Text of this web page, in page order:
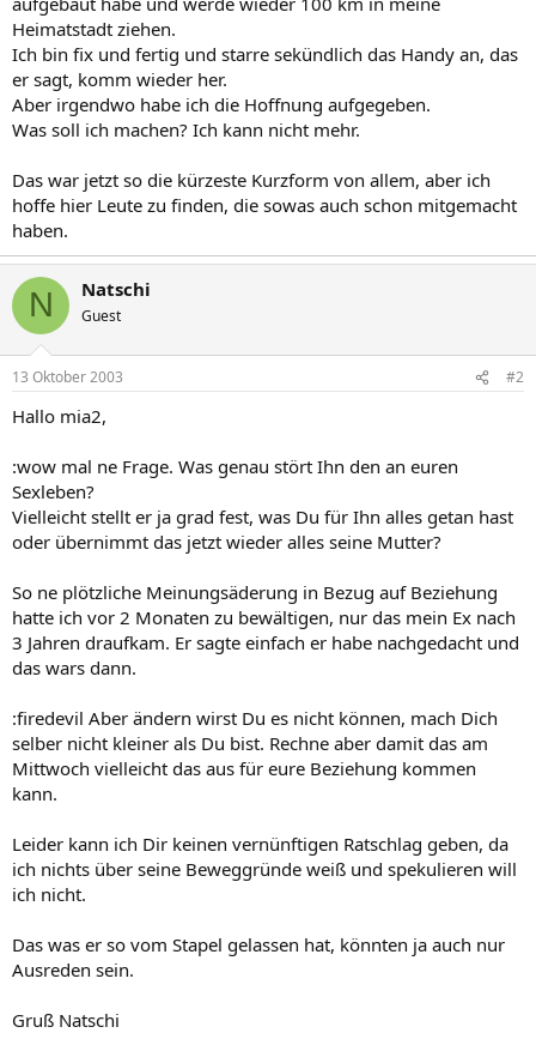
Heimatstadt ziehen.
Ich bin fix und fertig und starre sekündlich das Handy an, das
er sagt, komm wieder her.
Aber irgendwo habe ich die Hoffnung aufgegeben.
Was soll ich machen? Ich kann nicht mehr.
Das war jetzt so die kürzeste Kurzform von allem, aber ich
hoffe hier Leute zu finden, die sowas auch schon mitgemacht
haben.
N Natschi
Guest
13 Oktober 2003 #2
Hallo mia2,
:wow mal ne Frage. Was genau stört Ihn den an euren
Sexleben?
Vielleicht stellt er ja grad fest, was Du für Ihn alles getan hast
oder übernimmt das jetzt wieder alles seine Mutter?
So ne plötzliche Meinungsäderung in Bezug auf Beziehung
hatte ich vor 2 Monaten zu bewältigen, nur das mein Ex nach
3 Jahren draufkam. Er sagte einfach er habe nachgedacht und
das wars dann.
:firedevil Aber ändern wirst Du es nicht können, mach Dich
selber nicht kleiner als Du bist. Rechne aber damit das am
Mittwoch vielleicht das aus für eure Beziehung kommen
kann.
Leider kann ich Dir keinen vernünftigen Ratschlag geben, da
ich nichts über seine Beweggründe weiß und spekulieren will
ich nicht.
Das was er so vom Stapel gelassen hat, könnten ja auch nur
Ausreden sein.
Gruß Natschi